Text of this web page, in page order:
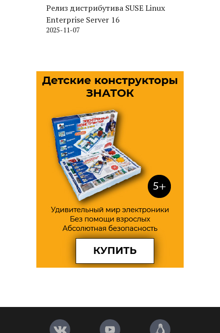
Релиз дистрибутива SUSE Linux
Enterprise Server 16
2025-11-07